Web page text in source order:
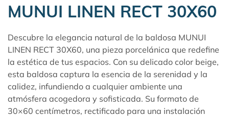
MUNUI LINEN RECT 30X60
Descubre la elegancia natural de la baldosa MUNUI
LINEN RECT 30X60, una pieza porcelánica que redefine
la estética de tus espacios. Con su delicado color beige,
esta baldosa captura la esencia de la serenidad y la
calidez, infundiendo a cualquier ambiente una
atmósfera acogedora y sofisticada. Su formato de
30×60 centímetros, rectificado para una instalación